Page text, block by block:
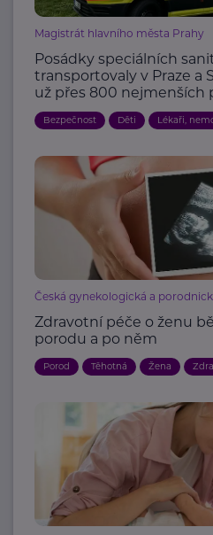
Magistrát hlavního města Prahy
Posádky speciálních
transportovaly v Praze a
už přes 800 nejmenších
Bezpečnost Děti Lékaři,
Česká gynekologická a
Zdravotní péče o ženu
porodu a po něm
Porod Těhotná Žena